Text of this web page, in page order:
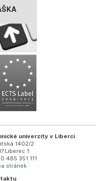
univerzity v Liberci
1402/2
Liberec 1
485 351 111
stránek